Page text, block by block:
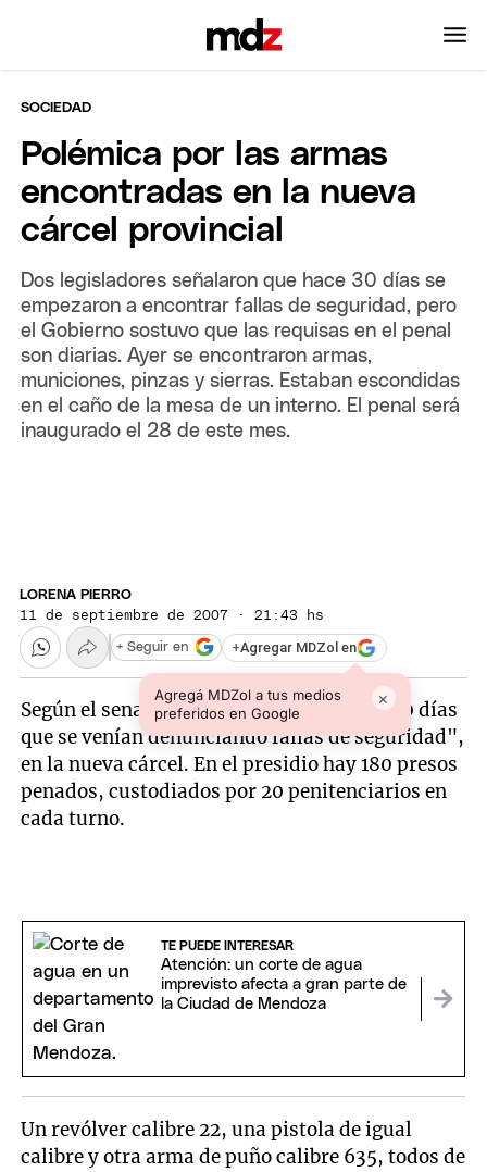
SOCIEDAD
Polémica por las armas
encontradas en la nueva
cárcel provincial
Dos legisladores señalaron que hace 30 días se
empezaron a encontrar fallas de seguridad, pero
el Gobierno sostuvo que las requisas en el penal
son diarias. Ayer se encontraron armas,
municiones, pinzas y sierras. Estaban escondidas
en el caño de la mesa de un interno. El penal será
inaugurado el 28 de este mes.
LORENA PIERRO
11 de septiembre de 2007 · 21:43 hs
+Agregar MDZol en
Agregá MDZol a tus medios
preferidos en Google
×
+ Seguir en
Según el senador Daniel Cassia, "hacían 30 días
que se venían denunciando fallas de seguridad",
en la nueva cárcel. En el presidio hay 180 presos
penados, custodiados por 20 penitenciarios en
cada turno.
TE PUEDE INTERESAR
Atención: un corte de agua
imprevisto afecta a gran parte de
la Ciudad de Mendoza
Un revólver calibre 22, una pistola de igual
calibre y otra arma de puño calibre 635, todos de